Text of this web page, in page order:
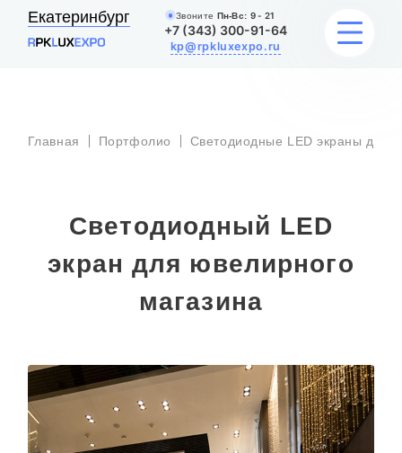
Екатеринбург Звоните Пн-Вс: 9 - 21
+7 (343) 300-91-64
kp@rpkluxexpo.ru
УСЛУГИ
АКЦИИ
БЛОГ
О КОМПАНИИ
Главная Портфолио Светодиодные LED экраны для
Светодиодный LED
экран для ювелирного
магазина